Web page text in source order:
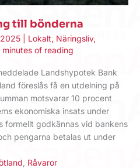
till bönderna
Lokalt, Näringsliv,
minutes of reading
Landshypotek Bank
föreslås få en utdelning på
motsvarar 10 procent
ekonomiska insats under
formellt godkännas vid bankens
pengarna betalas ut under
Råvaror